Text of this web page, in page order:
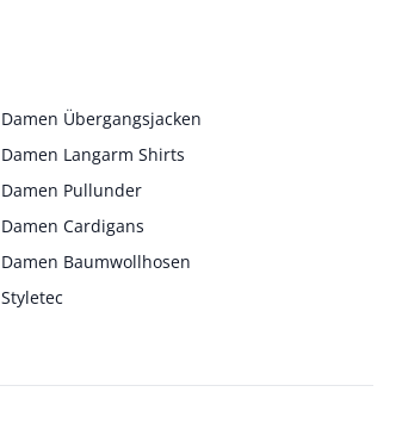
Damen Übergangsjacken
Damen Langarm Shirts
Damen Pullunder
Damen Cardigans
Damen Baumwollhosen
Styletec